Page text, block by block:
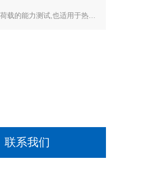
载的能力测试,也适用于热塑
联系我们